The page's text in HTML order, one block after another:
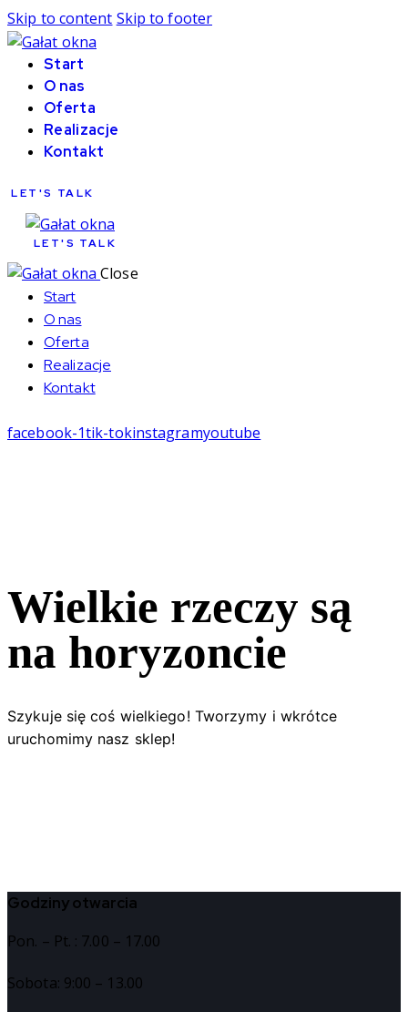
Skip to content Skip to footer
Start
O nas
Oferta
Realizacje
Kontakt
LET'S TALK
LET'S TALK
Close
Start
O nas
Oferta
Realizacje
Kontakt
facebook-1tik-tokinstagramyoutube
Wielkie rzeczy są
na horyzoncie
Szykuje się coś wielkiego! Tworzymy i wkrótce
uruchomimy nasz sklep!
Godziny otwarcia
Pon. – Pt. : 7.00 – 17.00
Sobota: 9:00 – 13.00